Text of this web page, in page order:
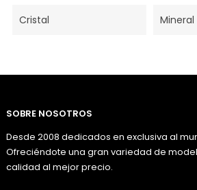
Cristal Mineral
SOBRE NOSOTROS
Desde 2008 dedicados en exclusiva al
Ofreciéndote una gran variedad de
calidad al mejor precio.